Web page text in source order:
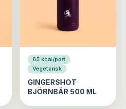
85 kcal/port
Vegetarisk
GINGERSHOT
BJÖRNBÄR 500 ML